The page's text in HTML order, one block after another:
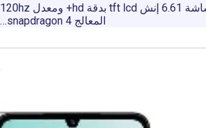
العنصر التفاصيل الشاشة 6.61 إنش tft lcd بدقة hd+ ومعدل 120hz
المعالج snapdragon 4…